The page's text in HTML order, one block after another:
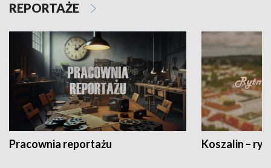
REPORTAŻE
Pracownia reportażu Koszalin –